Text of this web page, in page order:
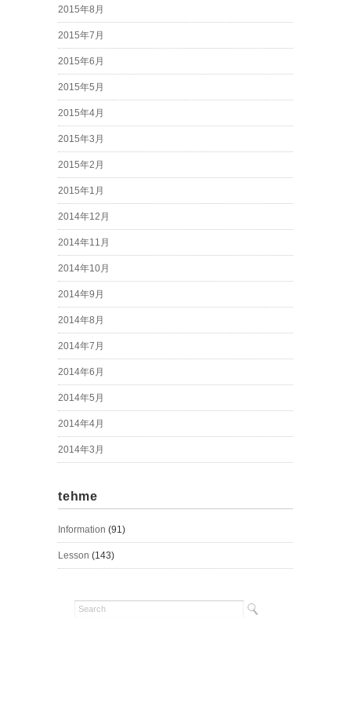
2015年8月
2015年7月
2015年6月
2015年5月
2015年4月
2015年3月
2015年2月
2015年1月
2014年12月
2014年11月
2014年10月
2014年9月
2014年8月
2014年7月
2014年6月
2014年5月
2014年4月
2014年3月
tehme
Information (91)
Lesson (143)